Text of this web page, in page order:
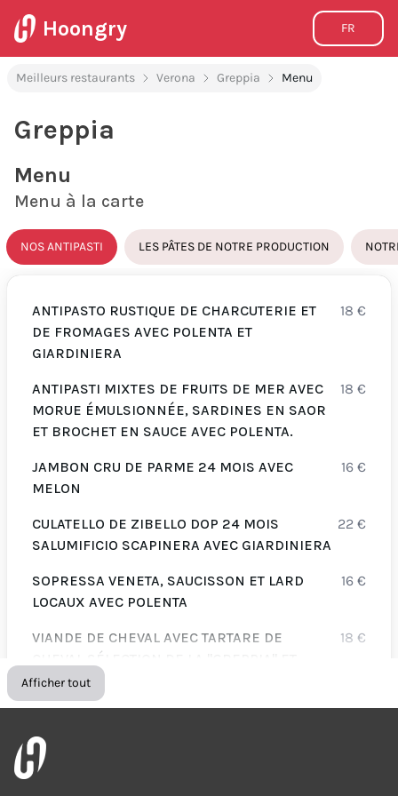
Hoongry FR
Meilleurs restaurants Verona Greppia Menu
Greppia
Menu
Menu à la carte
NOS ANTIPASTI LES PÂTES DE NOTRE PRODUCTION
ANTIPASTO RUSTIQUE DE CHARCUTERIE ET
DE FROMAGES AVEC POLENTA ET
GIARDINIERA
18 €
ANTIPASTI MIXTES DE FRUITS DE MER AVEC
MORUE ÉMULSIONNÉE, SARDINES EN SAOR
ET BROCHET EN SAUCE AVEC POLENTA.
18 €
JAMBON CRU DE PARME 24 MOIS AVEC
MELON
16 €
CULATELLO DE ZIBELLO DOP 24 MOIS
SALUMIFICIO SCAPINERA AVEC GIARDINIERA
22 €
SOPRESSA VENETA, SAUCISSON ET LARD
LOCAUX AVEC POLENTA
16 €
VIANDE DE CHEVAL AVEC TARTARE DE
CHEVAL SÉLECTION DE LA "GREPPIA" ET
EFFILOCHÉ DE CHEVAL AVEC ROQUETTE ET
PARMESAN.
18 €
AUBERGINES À LA PARMIGIANA
BURRATINA AVEC LÉGUMES GRILLÉS
Afficher tout